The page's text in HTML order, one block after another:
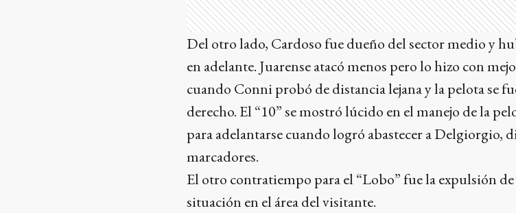
Del otro lado, Cardoso fue dueño del sector medio y
en adelante. Juarense atacó menos pero lo hizo con
cuando Conni probó de distancia lejana y la pelota se
derecho. El “10” se mostró lúcido en el manejo de la
para adelantarse cuando logró abastecer a Delgiorgio,
marcadores.
El otro contratiempo para el “Lobo” fue la expulsión
situación en el área del visitante.